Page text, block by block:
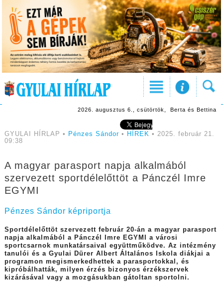
2026. augusztus 6., csütörtök, Berta és Bettina
GYULAI HÍRLAP • Pénzes Sándor• HÍREK • 2025. február 21.
09:38
A magyar parasport napja alkalmából
szervezett sportdélelőttöt a Pánczél Imre
EGYMI
Pénzes Sándor képriportja
Sportdélelőttöt szervezett február 20-án a magyar parasport
napja alkalmából a Pánczél Imre EGYMI a városi
sportcsarnok munkatársaival együttműködve. Az intézmény
tanulói és a Gyulai Dürer Albert Általános Iskola diákjai a
programon megismerkedhettek a parasportokkal, és
kipróbálhatták, milyen érzés bizonyos érzékszervek
kizárásával vagy a mozgásukban gátoltan sportolni.